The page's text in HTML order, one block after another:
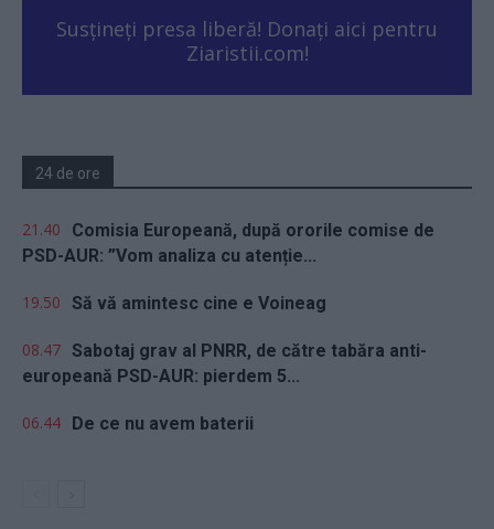
Susțineți presa liberă! Donați aici pentru
Ziaristii.com!
24 de ore
21.40
Comisia Europeană, după ororile comise de
PSD-AUR: ”Vom analiza cu atenție...
19.50 Să vă amintesc cine e Voineag
08.47 Sabotaj grav al PNRR, de către tabăra anti-
europeană PSD-AUR: pierdem 5...
06.44 De ce nu avem baterii